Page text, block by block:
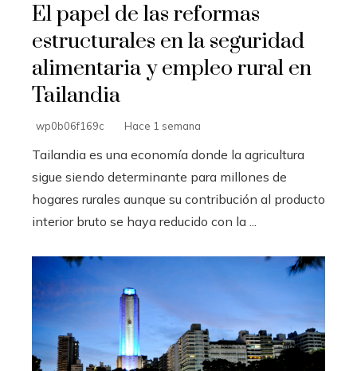
El papel de las reformas
estructurales en la seguridad
alimentaria y empleo rural en
Tailandia
wp0b06f169c Hace 1 semana
Tailandia es una economía donde la agricultura
sigue siendo determinante para millones de
hogares rurales aunque su contribución al producto
interior bruto se haya reducido con la ...